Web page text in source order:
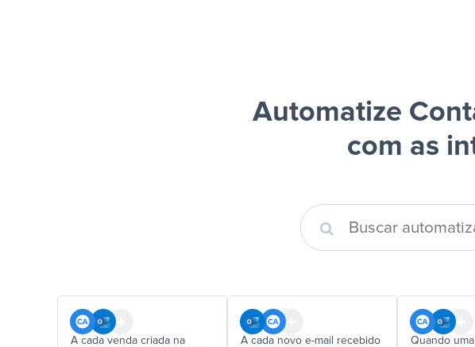
Automatize
com as
A cada venda criada na
A cada novo e-mail recebido
Quando